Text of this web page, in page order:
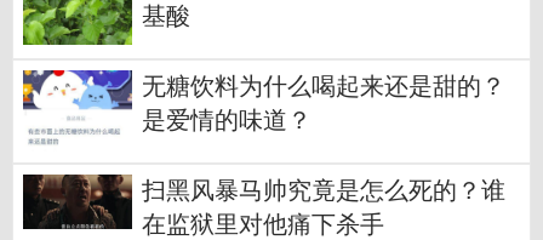
基酸
无糖饮料为什么喝起来还是甜的？
是爱情的味道？
扫黑风暴马帅究竟是怎么死的？谁
在监狱里对他痛下杀手